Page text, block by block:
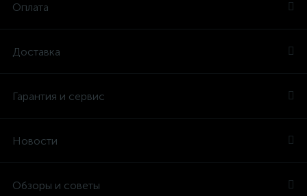
Оплата
Доставка
Гарантия и сервис
Новости
Обзоры и советы